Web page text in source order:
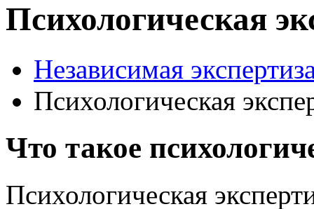
Психологическая
Независимая
Психологическая
Что такое
Психологическая